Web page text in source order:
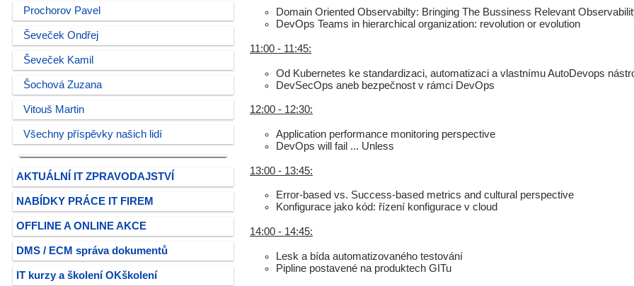
Prochorov Pavel
Ševeček Ondřej
Ševeček Kamil
Šochová Zuzana
Vitouš Martin
Všechny příspěvky našich lidí
AKTUÁLNÍ IT ZPRAVODAJSTVÍ
NABÍDKY PRÁCE IT FIREM
OFFLINE A ONLINE AKCE
DMS / ECM správa dokumentů
IT kurzy a školení OKškolení
Domain Oriented Observabilty: Bringing The Bussiness Relevant
DevOps Teams in hierarchical organization: revolution or evolution
11:00 - 11:45:
Od Kubernetes ke standardizaci, automatizaci a vlastnímu AutoDevops
DevSecOps aneb bezpečnost v rámci DevOps
12:00 - 12:30:
Application performance monitoring perspective
DevOps will fail ... Unless
13:00 - 13:45:
Error-based vs. Success-based metrics and cultural perspective
Konfigurace jako kód: řízení konfigurace v cloud
14:00 - 14:45:
Lesk a bída automatizovaného testování
Pipline postavené na produktech GITu